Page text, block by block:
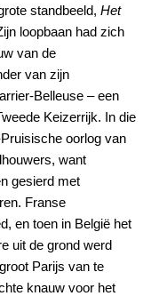
standbeeld, Het
loopbaan had zich
van de
van zijn
Belleuse – een
Keizerrijk. In die
oorlog van
want
gesierd met
Franse
en toen in België het
uit de grond werd
Parijs van te
knauw voor het